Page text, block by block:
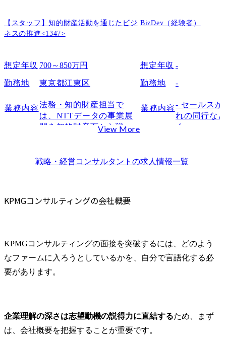
KPMGのケース面接で出題されやすいテーマ
戦略ファーム型ケースとの違い
DX・業務改善系のケース質問例
業界知識を問うケース質問例
KPMGコンサルティングの面接で評価される人物像
論理性だけでなく現場理解がある人
チームで成果を出せる人
KPMGコンサルティングの面接対策方法
模擬面接でフィードバックを受ける
まとめ
KPMGコンサルティングの面接に関するよくある質問
逆質問も評価対象になる？
【スタッフ】知的財産活動を通じたビジ
ネスの推進<1347>
想定年収 700～850万円
勤務地 東京都江東区
業務内容法務・知的財産担当で
は、NTTデータの事業展
開を知的財産面から戦略
ェクトや当社事業の成長
かし、新たな領域に挑戦
部署の主な業務
・ビジネス推進に向けた
げ段階からの戦略策定支
援、ビジネス拡大に向け
た戦略の策定・実行・検
View More
BizDev（経験者）
想定年収 -
勤務地 -
業務内容- セールスが
れの同行な
く。
それ以外で
戦略・経営コンサルタント の求人情報一覧
KPMGコンサルティングの会社概要
KPMGコンサルティングの面接を突破するには、どのよう
なファームに入ろうとしているかを、自分で言語化する必
要があります。
企業理解の深さは志望動機の説得力に直結するため、まず
は、会社概要を把握することが重要です。